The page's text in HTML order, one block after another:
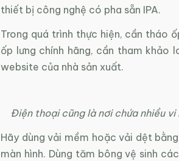
thiết bị công nghệ có pha sẵn IPA.
Trong quá trình thực hiện, cần tháo
ốp lưng chính hãng, cần tham khảo
website của nhà sản xuất.
Điện thoại cũng là nơi chứa nhiều
Hãy dùng vải mềm hoặc vải dệt
màn hình. Dùng tăm bông vệ sinh